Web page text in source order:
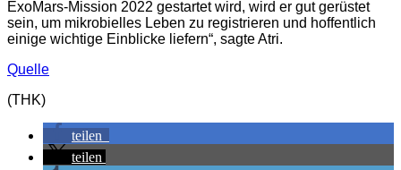
ExoMars-Mission 2022 gestartet wird, wird er gut gerüstet
sein, um mikrobielles Leben zu registrieren und hoffentlich
einige wichtige Einblicke liefern“, sagte Atri.
Quelle
(THK)
teilen
teilen